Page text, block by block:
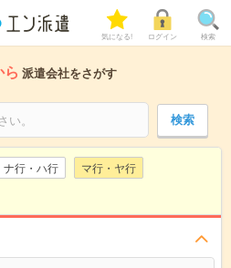
気になる! ログイン 検索
派遣会社をさがす
ナ行・ハ行
マ行・ヤ行